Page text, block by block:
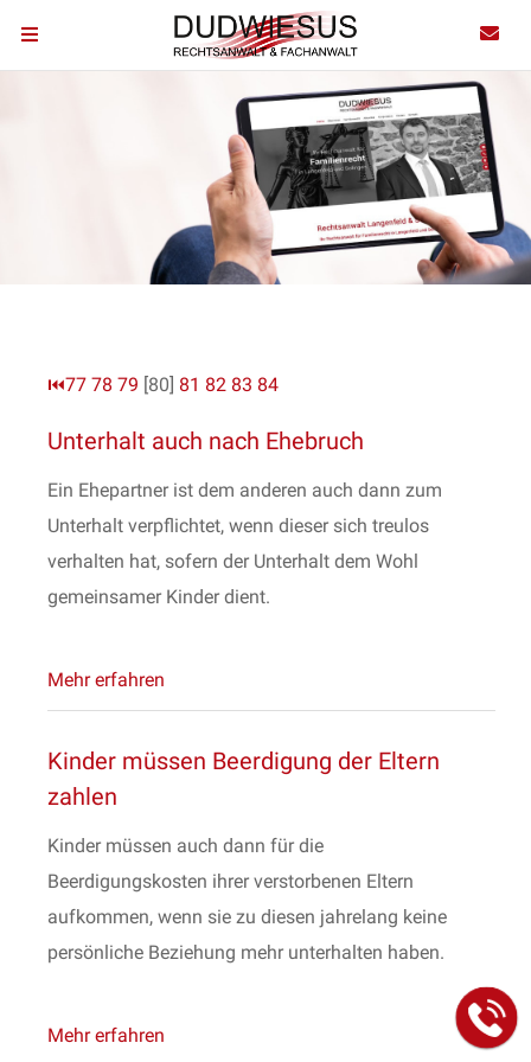
⏮77 78 79 [80] 81 82 83 84
Unterhalt auch nach Ehebruch
Ein Ehepartner ist dem anderen auch dann zum
Unterhalt verpflichtet, wenn dieser sich treulos
verhalten hat, sofern der Unterhalt dem Wohl
gemeinsamer Kinder dient.
Mehr erfahren
Kinder müssen Beerdigung der Eltern
zahlen
Kinder müssen auch dann für die
Beerdigungskosten ihrer verstorbenen Eltern
aufkommen, wenn sie zu diesen jahrelang keine
persönliche Beziehung mehr unterhalten haben.
Mehr erfahren